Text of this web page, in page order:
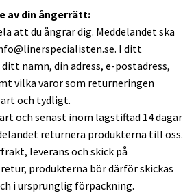
av din ångerrätt:
att du ångrar dig. Meddelandet ska
. I ditt
ditt namn, din adress, e-postadress,
vilka varor som returneringen
och tydligt.
och senast inom lagstiftad 14 dagar
returnera produkterna till oss.
leverans och skick på
produkterna bör därför skickas
i ursprunglig förpackning.